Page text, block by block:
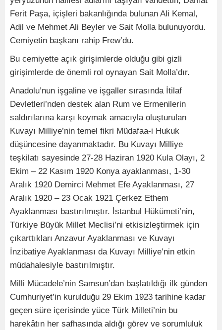
Ferit Paşa, içişleri bakanlığında bulunan Ali Kemal,
Adil ve Mehmet Ali Beyler ve Sait Molla bulunuyordu.
Cemiyetin başkanı rahip Frew’du.
Bu cemiyette açık girişimlerde olduğu gibi gizli
girişimlerde de önemli rol oynayan Sait Molla’dır.
Anadolu’nun işgaline ve işgaller sırasında İtilaf
Devletleri’nden destek alan Rum ve Ermenilerin
saldırılarına karşı koymak amacıyla oluşturulan
Kuvayı Milliye’nin temel fikri Müdafaa-i Hukuk
düşüncesine dayanmaktadır. Bu Kuvayı Milliye
teşkilatı sayesinde 27-28 Haziran 1920 Kula Olayı, 2
Ekim – 22 Kasım 1920 Konya ayaklanması, 1-30
Aralık 1920 Demirci Mehmet Efe Ayaklanması, 27
Aralık 1920 – 23 Ocak 1921 Çerkez Ethem
Ayaklanması bastırılmıştır. İstanbul Hükümeti’nin,
Türkiye Büyük Millet Meclisi’ni etkisizleştirmek için
çıkarttıkları Anzavur Ayaklanması ve Kuvayı
İnzibatiye Ayaklanması da Kuvayı Milliye’nin etkin
müdahalesiyle bastırılmıştır.
Milli Mücadele’nin Samsun’dan başlatıldığı ilk günden
Cumhuriyet’in kurulduğu 29 Ekim 1923 tarihine kadar
geçen süre içerisinde yüce Türk Milleti’nin bu
harekâtın her safhasında aldığı görev ve sorumluluk